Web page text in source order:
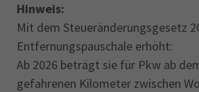
Hinweis:
Mit dem Steueränderungsgesetz
Entfernungspauschale erhöht:
Ab 2026 beträgt sie für Pkw ab
gefahrenen Kilometer zwischen